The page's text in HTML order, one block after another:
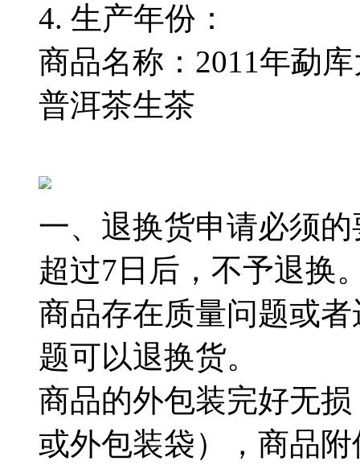
生产年份：
商品名称：2011年勐
普洱茶生茶
一、退换货申请必须
超过7日后，不予退换
商品存在质量问题或
题可以退换货。
商品的外包装完好无
或外包装袋），商品